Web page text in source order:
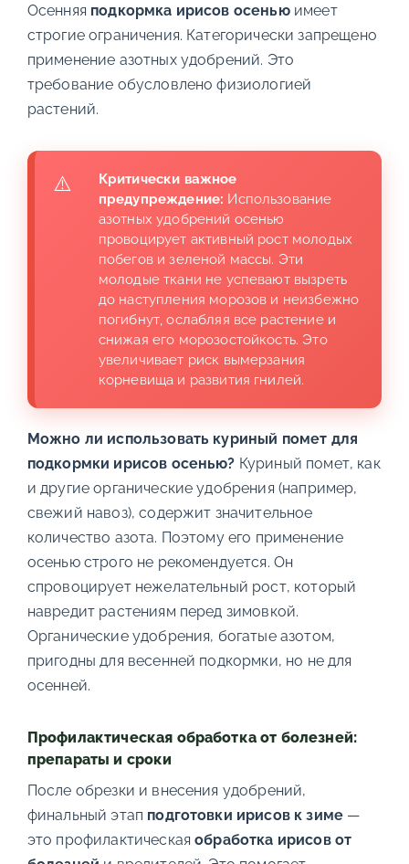
Осенняя подкормка ирисов осеньюимеет
строгие ограничения. Категорически запрещено
применение азотных удобрений. Это
требование обусловлено физиологией
растений.
Критически важное
предупреждение: Использование
азотных удобрений осенью
провоцирует активный рост молодых
побегов и зеленой массы. Эти
молодые ткани не успевают вызреть
до наступления морозов и неизбежно
погибнут, ослабляя все растение и
снижая его морозостойкость. Это
увеличивает риск вымерзания
корневища и развития гнилей.
Можно ли использовать куриный помет для
подкормки ирисов осенью? Куриный помет, как
и другие органические удобрения (например,
свежий навоз), содержит значительное
количество азота. Поэтому его применение
осенью строго не рекомендуется. Он
спровоцирует нежелательный рост, который
навредит растениям перед зимовкой.
Органические удобрения, богатые азотом,
пригодны для весенней подкормки, но не для
осенней.
Профилактическая обработка от болезней:
препараты и сроки
После обрезки и внесения удобрений,
финальный этап подготовки ирисов к зиме —
это профилактическаяобработка ирисов от